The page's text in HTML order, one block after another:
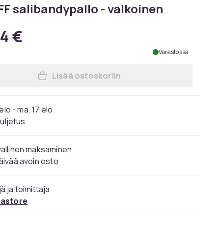
salibandypallo - valkoinen
€
Varastossa
Lisää TRIX IFF salibandypallo -
Lisää ostoskoriin
- ma, 17 elo
maksaminen
avoin osto
ja toimittaja